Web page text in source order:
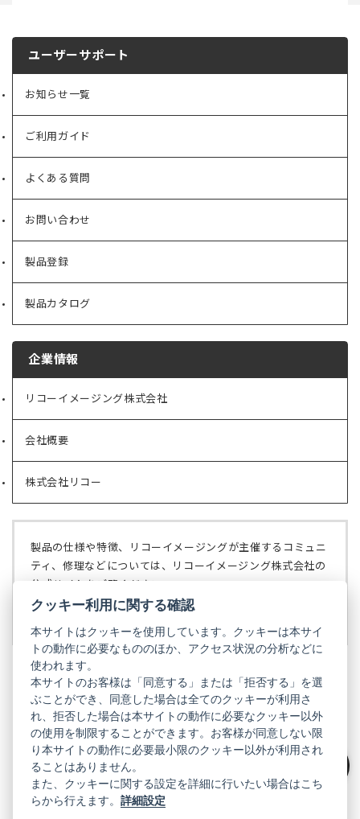
ユーザーサポート
お知らせ一覧
ご利用ガイド
よくある質問
お問い合わせ
製品登録
製品カタログ
企業情報
リコーイメージング株式会社
（新
タ
ブ
で
開
く）
会社概要
（新
タ
ブ
で
く）
株式会社リコー
（新
ブ
で
開
製品の仕様や特徴、リコーイメージングが主催するコミュニ
ティ、修理などについては、リコーイメージング株式会社の
公式サイトをご覧ください。
リコーイメージング株式会社の公式サイト
（新
し
い
タ
ブ
で
開
く）
PENTAX
PENTAX
の
公
式
LINE（新
し
い
PENTAX
の
公
し
い
PENTAX
の
公
し
PENTAX
の
公
し
PENTAX
の
公
し
GR
GR
クッキー利用に関する確認
本サイトはクッキーを使用しています。クッキーは本サイ
トの動作に必要なもののほか、アクセス状況の分析などに
使われます。
本サイトのお客様は「同意する」または「拒否する」を選
ぶことができ、同意した場合は全てのクッキーが利用さ
れ、拒否した場合は本サイトの動作に必要なクッキー以外
の使用を制限することができます。お客様が同意しない限
り本サイトの動作に必要最小限のクッキー以外が利用され
ることはありません。
また、クッキーに関する設定を詳細に行いたい場合はこち
らから行えます。詳細設定